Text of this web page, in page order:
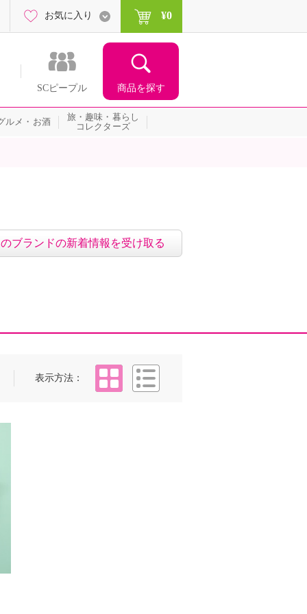
SCピープル 商品を探す
お気に入り ¥0
ルメ・お酒
旅・趣味・暮らし
コレクターズ
ブランドの新着情報を受け取る
表示方法
タイル